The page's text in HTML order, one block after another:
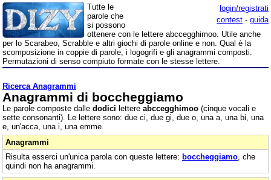
login/registrati
contest - guida
Tutte le
parole che
si possono
ottenere con le lettere abccegghimoo. Utile anche
per lo Scarabeo, Scrabble e altri giochi di parole online e non. Qual è la
scomposizione in coppie di parole, i logogrifi e gli anagrammi composti.
Permutazioni di senso compiuto formate con le stesse lettere.
Ricerca Anagrammi
Anagrammi di boccheggiamo
Le parole composte dalle dodici lettere abccegghimoo (cinque vocali e
sette consonanti). Le lettere sono: due ci, due gi, due o, una a, una bi, una
e, un'acca, una i, una emme.
Anagrammi
Risulta esserci un'unica parola con queste lettere: boccheggiamo , che
quindi non ha anagrammi.